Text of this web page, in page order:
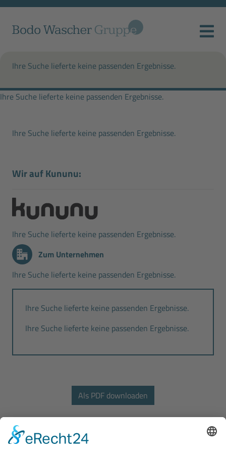
Ihre Suche lieferte keine passenden Ergebnisse.
Ihre Suche lieferte keine passenden Ergebnisse.
Ihre Suche lieferte keine passenden Ergebnisse.
Wir auf Kununu:
Ihre Suche lieferte keine passenden Ergebnisse.
Zum Unternehmen
Ihre Suche lieferte keine passenden Ergebnisse.
Ihre Suche lieferte keine passenden Ergebnisse.
Ihre Suche lieferte keine passenden Ergebnisse.